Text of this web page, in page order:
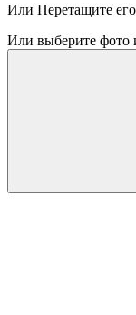
Или Перетащите
Или выберите фото